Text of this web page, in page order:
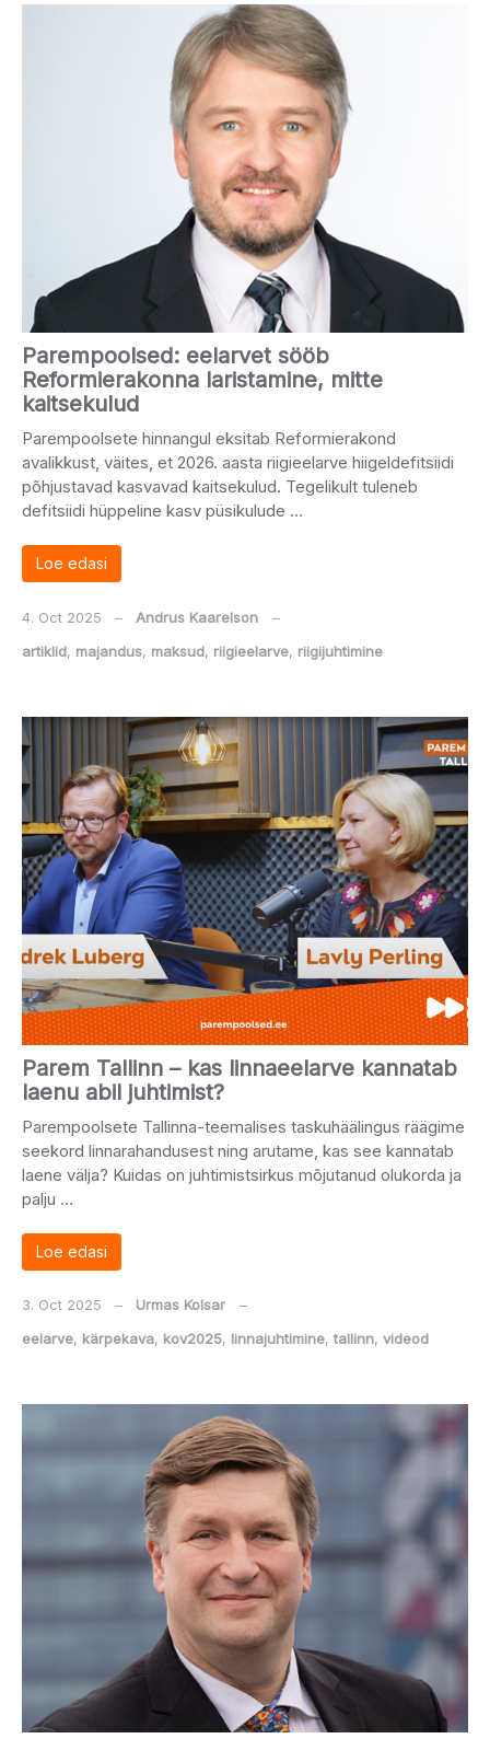
Parempoolsed: eelarvet sööb
Reformierakonna laristamine, mitte
kaitsekulud
Parempoolsete hinnangul eksitab Reformierakond
avalikkust, väites, et 2026. aasta riigieelarve hiigeldefitsiidi
põhjustavad kasvavad kaitsekulud. Tegelikult tuleneb
defitsiidi hüppeline kasv püsikulude …
Loe edasi
4. Oct 2025 ‒ Andrus Kaarelson
‒
artiklid, majandus, maksud, riigieelarve, riigijuhtimine
Parem Tallinn – kas linnaeelarve kannatab
laenu abil juhtimist?
Parempoolsete Tallinna-teemalises taskuhäälingus räägime
seekord linnarahandusest ning arutame, kas see kannatab
laene välja? Kuidas on juhtimistsirkus mõjutanud olukorda ja
palju …
Loe edasi
3. Oct 2025 ‒ Urmas Kolsar
‒
eelarve, kärpekava, kov2025, linnajuhtimine, tallinn, videod